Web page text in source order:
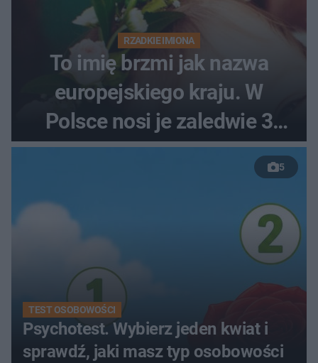
RZADKIE IMIONA
To imię brzmi jak nazwa
europejskiego kraju. W
Polsce nosi je zaledwie 3
kobiety
5
TEST OSOBOWOŚCI
Psychotest. Wybierz jeden kwiat i
sprawdź, jaki masz typ osobowości